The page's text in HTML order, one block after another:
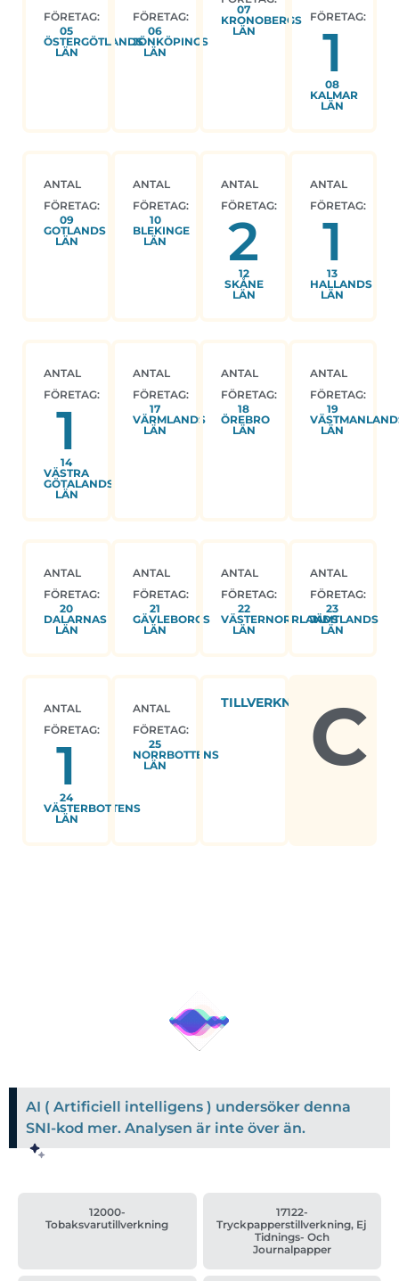
FÖRETAG:
05
ÖSTERGÖTLANDS
LÄN
FÖRETAG:
06
JÖNKÖPINGS
LÄN
07
KRONOBERGS
LÄN
FÖRETAG:
1
08
KALMAR
LÄN
ANTAL
FÖRETAG:
09
GOTLANDS
LÄN
ANTAL
FÖRETAG:
10
BLEKINGE
LÄN
ANTAL
FÖRETAG:
2
12
SKÅNE
LÄN
ANTAL
FÖRETAG:
1
13
HALLANDS
LÄN
ANTAL
FÖRETAG:
1
14
VÄSTRA
GÖTALANDS
LÄN
ANTAL
FÖRETAG:
17
VÄRMLANDS
LÄN
ANTAL
FÖRETAG:
18
ÖREBRO
LÄN
ANTAL
FÖRETAG:
19
LÄN
ANTAL
FÖRETAG:
20
DALARNAS
LÄN
ANTAL
FÖRETAG:
21
GÄVLEBORGS
LÄN
ANTAL
FÖRETAG:
22
VÄSTERNORRLANDS
LÄN
ANTAL
FÖRETAG:
23
JÄMTLANDS
LÄN
ANTAL
FÖRETAG:
1
24
VÄSTERBOTTENS
LÄN
ANTAL
FÖRETAG:
25
NORRBOTTENS
LÄN
TILLVERKNING C
AI ( Artificiell intelligens ) undersöker denna
SNI-kod mer. Analysen är inte över än.
12000-
Tobaksvarutillverkning
17122-
Tryckpapperstillverkning, Ej
Tidnings- Och
Journalpapper